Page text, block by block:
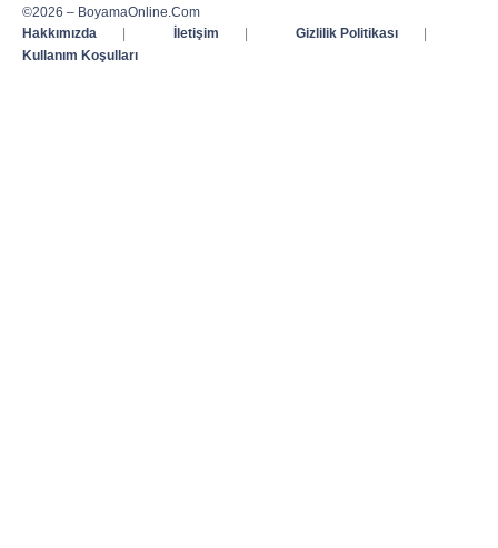
©2026 – BoyamaOnline.Com
Hakkımızda
| İletişim | Gizlilik Politikası
|
Kullanım Koşulları